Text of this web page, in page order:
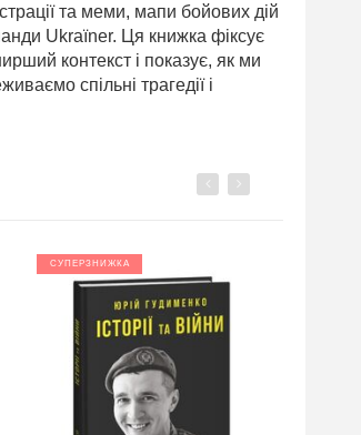
та меми, мапи бойових дій
Ukraїner. Ця книжка фіксує
контекст і показує, як ми
спільні трагедії і
Previous
СУПЕРЗНИЖКА
Next